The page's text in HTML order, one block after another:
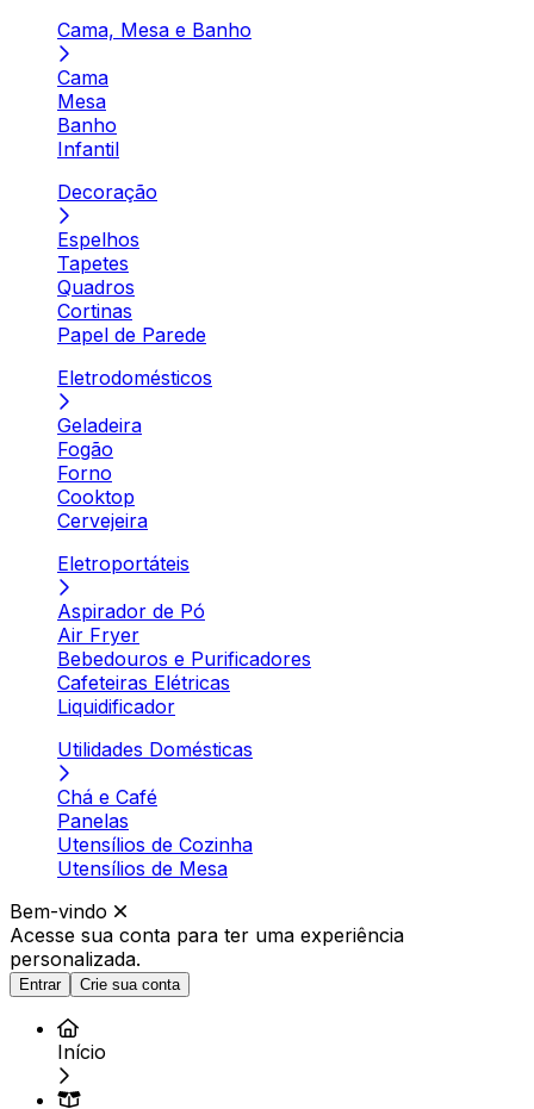
Cama, Mesa e Banho
Cama
Mesa
Banho
Infantil
Decoração
Espelhos
Tapetes
Quadros
Cortinas
Papel de Parede
Eletrodomésticos
Geladeira
Fogão
Forno
Cooktop
Cervejeira
Eletroportáteis
Aspirador de Pó
Air Fryer
Bebedouros e Purificadores
Cafeteiras Elétricas
Liquidificador
Utilidades Domésticas
Chá e Café
Panelas
Utensílios de Cozinha
Utensílios de Mesa
Bem-vindo
Acesse sua conta para ter uma experiência
personalizada.
Entrar Crie sua conta
Início